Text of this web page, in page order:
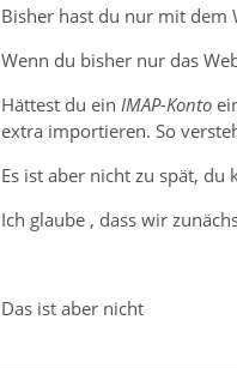
Bisher hast du nur mit dem
Wenn du bisher nur das
Hättest du ein IMAP-Konto
extra importieren. So
Es ist aber nicht zu spät,
Ich glaube , dass wir
Das ist aber nicht